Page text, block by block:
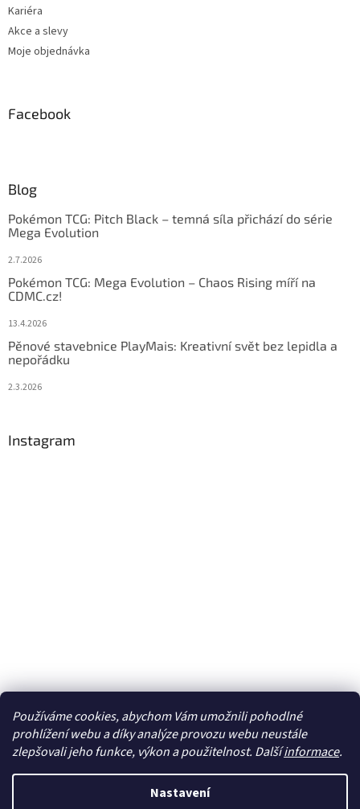
Používáme cookies, abychom Vám umožnili pohodlné
prohlížení webu a díky analýze provozu webu neustále
zlepšovali jeho funkce, výkon a použitelnost. Dalšíinformace.
Nastavení
Kariéra
Akce a slevy
Moje objednávka
Facebook
Blog
Pokémon TCG: Pitch Black – temná síla přichází do série
Mega Evolution
2.7.2026
Pokémon TCG: Mega Evolution – Chaos Rising míří na
CDMC.cz!
13.4.2026
Pěnové stavebnice PlayMais: Kreativní svět bez lepidla a
nepořádku
2.3.2026
Instagram
Sledovat na Instagramu